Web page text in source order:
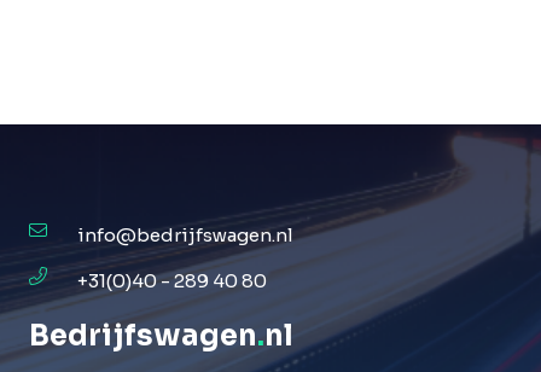
info@bedrijfswagen.nl
+31(0)40 - 289 40 80
Bedrijfswagen.nl